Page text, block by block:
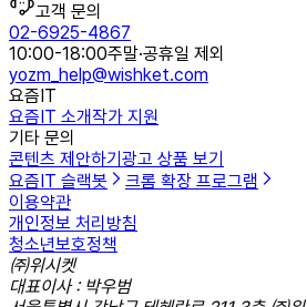
고객 문의
02-6925-4867
10:00-18:00주말·공휴일 제외
yozm_help@wishket.com
요즘IT
요즘IT 소개작가 지원
기타 문의
콘텐츠 제안하기 광고 상품 보기
요즘IT 슬랙봇
크롬 확장 프로그램
이용약관
개인정보 처리방침
청소년보호정책
㈜위시켓
대표이사 : 박우범